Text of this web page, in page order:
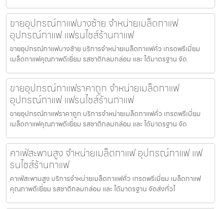
ขายอุปกรณ์กาแฟบางซ้าย จำหน่ายเมล็ดกาแฟ
อุปกรณ์กาแฟ แฟรนไชส์ร้านกาแฟ
ขายอุปกรณ์กาแฟบางซ้าย บริการจำหน่ายเมล็ดกาแฟคั่ว เกรดพรีเมี่ยม
เมล็ดกาแฟคุณภาพดีเยี่ยม รสชาติกลมกล่อม และ ได้มาตรฐาน จัด
ขายอุปกรณ์กาแฟราคาถูก จำหน่ายเมล็ดกาแฟ
อุปกรณ์กาแฟ แฟรนไชส์ร้านกาแฟ
ขายอุปกรณ์กาแฟราคาถูก บริการจำหน่ายเมล็ดกาแฟคั่ว เกรดพรีเมี่ยม
เมล็ดกาแฟคุณภาพดีเยี่ยม รสชาติกลมกล่อม และ ได้มาตรฐาน จัด
คาเฟ่สะพานสูง จำหน่ายเมล็ดกาแฟ อุปกรณ์กาแฟ แฟ
รนไชส์ร้านกาแฟ
คาเฟ่สะพานสูง บริการจำหน่ายเมล็ดกาแฟคั่ว เกรดพรีเมี่ยม เมล็ดกาแฟ
คุณภาพดีเยี่ยม รสชาติกลมกล่อม และ ได้มาตรฐาน จัดส่งทั่วไ